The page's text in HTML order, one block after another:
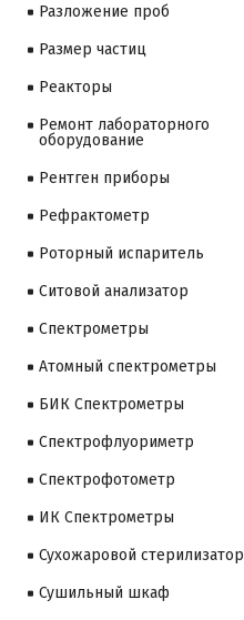
Разложение проб
Размер частиц
Реакторы
Ремонт лабораторного
оборудование
Рентген приборы
Рефрактометр
Роторный испаритель
Ситовой анализатор
Cпектрометры
Атомный спектрометры
БИК Спектрометры
Спектрофлуориметр
Спектрофотометр
ИК Спектрометры
Сухожаровой стерилизатор
Сушильный шкаф